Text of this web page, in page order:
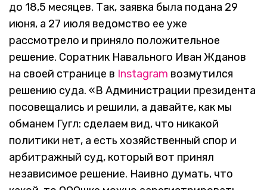
до 18,5 месяцев. Так, заявка была подана 29
июня, а 27 июля ведомство ее уже
рассмотрело и приняло положительное
решение. Соратник Навального Иван Жданов
на своей странице в Instagram возмутился
решению суда. «В Администрации президента
посовещались и решили, а давайте, как мы
обманем Гугл: сделаем вид, что никакой
политики нет, а есть хозяйственный спор и
арбитражный суд, который вот принял
независимое решение. Наивно думать, что